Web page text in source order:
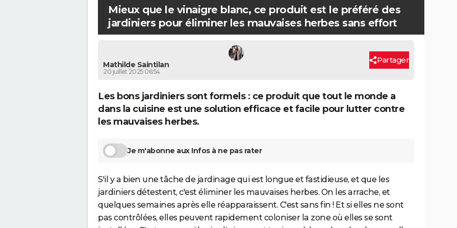
é
l
i
r
l
e
s
Mieux que le vinaigre blanc, ce produit est le préféré des
jardiniers pour éliminer les mauvaises herbes sans effort
Mathilde Saintilan
20 juillet 2025 06:54
Partager
Les bons jardiniers sont formels : ce produit que tout le monde a
dans la cuisine est une solution efficace et facile pour lutter contre
les mauvaises herbes.
Je m'abonne aux Infos à ne pas rater
S'il y a bien une tâche de jardinage qui est longue et fastidieuse, et que les
jardiniers détestent, c'est éliminer les mauvaises herbes. On les arrache, et
quelques semaines après elle réapparaissent. C'est sans fin ! Et si elles ne sont
pas contrôlées, elles peuvent rapidement coloniser la zone où elles se sont